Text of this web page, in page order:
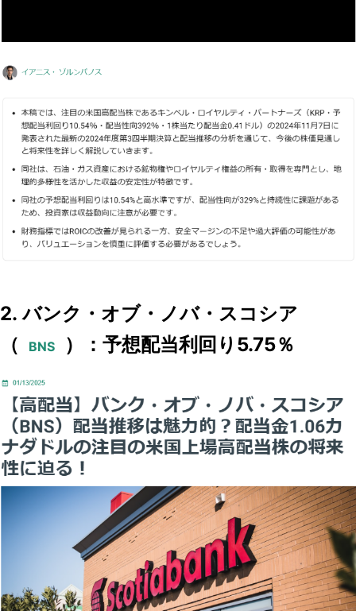
2. バンク・オブ・ノバ・スコシア
（
）：予想配当利回り5.75％